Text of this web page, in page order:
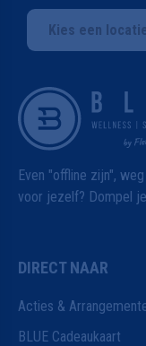
Kies een
Even "offline zijn",
voor jezelf? Dompel
DIRECT NAAR
Acties &
BLUE Cadeaukaart